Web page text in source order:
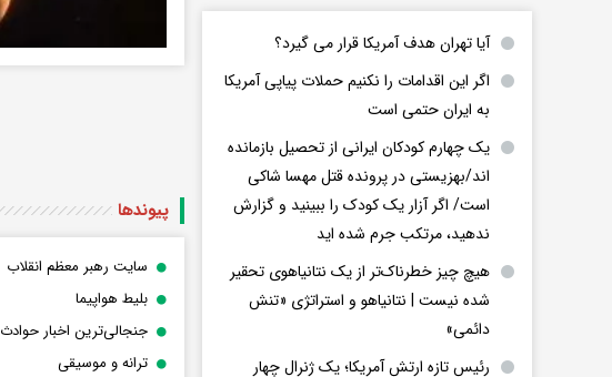
پیوندها
سایت رهبر معظم انقلاب
بلیط هواپیما
جنجالی‌ترین اخبار حوادث
ترانه و موسیقی
آیا تهران هدف آمریکا قرار می گیرد؟
اگر این اقدامات را نکنیم حملات پیاپی آمریکا
به ایران حتمی است
یک چهارم کودکان ایرانی از تحصیل بازمانده
اند/بهزیستی در پرونده قتل مهسا شاکی
است/ اگر آزار یک کودک را ببینید و گزارش
ندهید، مرتکب جرم شده اید
هیچ چیز خطرناک‌تر از یک نتانیاهوی تحقیر
شده نیست | نتانیاهو و استراتژی «تنش
دائمی»
رئیس تازه ارتش آمریکا؛ یک ژنرال چهار